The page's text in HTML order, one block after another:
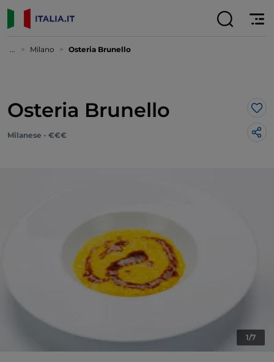
... Milano Osteria Brunello
Osteria Brunello
Milanese - €€€
1/7